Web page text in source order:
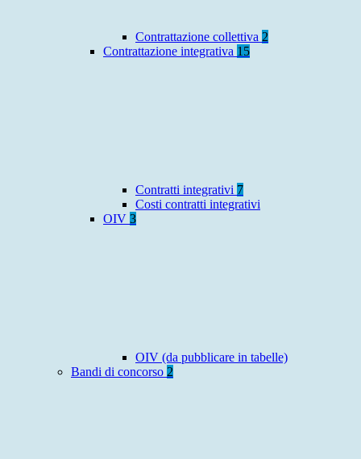
Contrattazione collettiva 2
Contrattazione integrativa 15
Contratti integrativi 7
Costi contratti integrativi
OIV 3
OIV (da pubblicare in tabelle)
Bandi di concorso 2